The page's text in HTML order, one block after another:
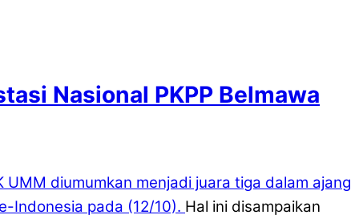
Nasional PKPP Belmawa
diumumkan menjadi juara tiga dalam ajang
Indonesia pada (12/10). Hal ini disampaikan